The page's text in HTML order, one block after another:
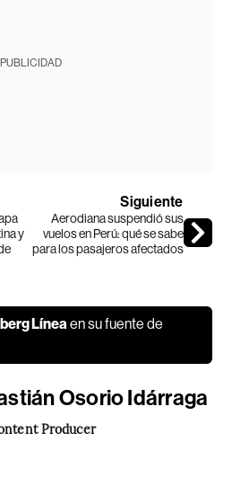
PUBLICIDAD
y
Siguiente
Aerodiana suspendió sus
vuelos en Perú: qué se sabe
para los pasajeros afectados
Línea en su fuente de
Osorio Idárraga
Producer